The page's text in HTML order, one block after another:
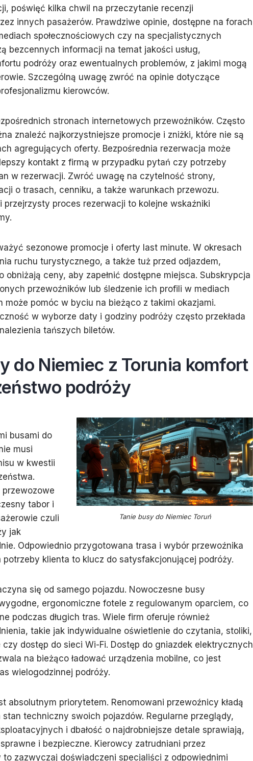
poświęć kilka chwil na przeczytanie recenzji
innych pasażerów. Prawdziwe opinie, dostępne na forach
społecznościowych czy na specjalistycznych
bezcennych informacji na temat jakości usług,
podróży oraz ewentualnych problemów, z jakimi mogą
Szczególną uwagę zwróć na opinie dotyczące
kierowców.
stronach internetowych przewoźników. Często
znaleźć najkorzystniejsze promocje i zniżki, które nie są
agregujących oferty. Bezpośrednia rezerwacja może
kontakt z firmą w przypadku pytań czy potrzeby
w rezerwacji. Zwróć uwagę na czytelność strony,
o trasach, cenniku, a także warunkach przewozu.
przejrzysty proces rezerwacji to kolejne wskaźniki
sezonowe promocje i oferty last minute. W okresach
ruchu turystycznego, a także tuż przed odjazdem,
obniżają ceny, aby zapełnić dostępne miejsca. Subskrypcja
przewoźników lub śledzenie ich profili w mediach
może pomóc w byciu na bieżąco z takimi okazjami.
w wyborze daty i godziny podróży często przekłada
tańszych biletów.
do Niemiec z Torunia komfort
podróży
Tanie busy do Niemiec Toruń
busami do
musi
w kwestii
przewozowe
tabor i
czuli
jak
Odpowiednio przygotowana trasa i wybór przewoźnika
potrzeby klienta to klucz do satysfakcjonującej podróży.
się od samego pojazdu. Nowoczesne busy
ergonomiczne fotele z regulowanym oparciem, co
podczas długich tras. Wiele firm oferuje również
takie jak indywidualne oświetlenie do czytania, stoliki,
dostęp do sieci Wi-Fi. Dostęp do gniazdek elektrycznych
na bieżąco ładować urządzenia mobilne, co jest
wielogodzinnej podróży.
absolutnym priorytetem. Renomowani przewoźnicy kładą
techniczny swoich pojazdów. Regularne przeglądy,
i dbałość o najdrobniejsze detale sprawiają,
i bezpieczne. Kierowcy zatrudniani przez
to zazwyczaj doświadczeni specjaliści z odpowiednimi